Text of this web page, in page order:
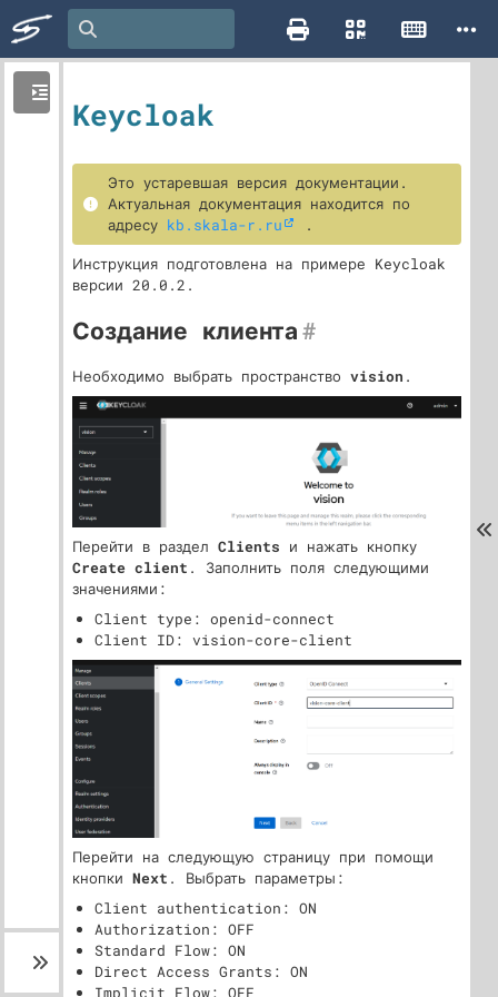
Keycloak
Это устаревшая версия документации.
Актуальная документация находится по
адресу kb.skala-r.ru
.
Инструкция подготовлена на примере Keycloak
версии 20.0.2.
Создание клиента#
Необходимо выбрать пространство vision .
Перейти в раздел Clients и нажать кнопку
Create client . Заполнить поля следующими
значениями:
Client type: openid-connect
Client ID: vision-core-client
Перейти на следующую страницу при помощи
кнопки Next . Выбрать параметры:
Client authentication: ON
Authorization: OFF
Standard Flow: ON
Direct Access Grants: ON
Implicit Flow: OFF